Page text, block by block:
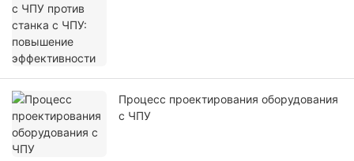
Процесс проектирования оборудования
с ЧПУ